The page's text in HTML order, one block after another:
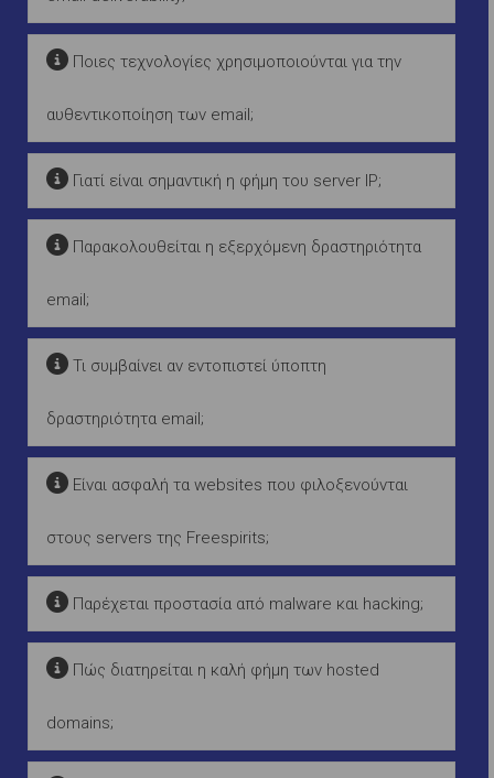
Ποιες τεχνολογίες χρησιμοποιούνται για την
αυθεντικοποίηση των email;
Γιατί είναι σημαντική η φήμη του server IP;
Παρακολουθείται η εξερχόμενη δραστηριότητα
email;
Τι συμβαίνει αν εντοπιστεί ύποπτη
δραστηριότητα email;
Είναι ασφαλή τα websites που φιλοξενούνται
στους servers της Freespirits;
Παρέχεται προστασία από malware και hacking;
Πώς διατηρείται η καλή φήμη των hosted
domains;